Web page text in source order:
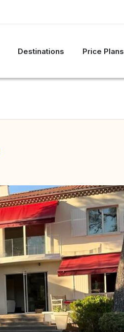
Destinations Price Plans